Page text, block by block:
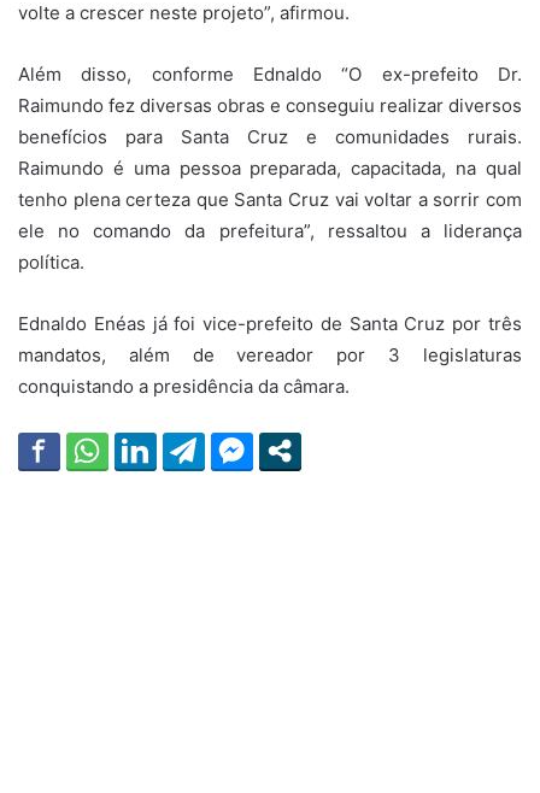
volte a crescer neste projeto”, afirmou.
Além disso, conforme Ednaldo “O ex-prefeito Dr.
Raimundo fez diversas obras e conseguiu realizar diversos
benefícios para Santa Cruz e comunidades rurais.
Raimundo é uma pessoa preparada, capacitada, na qual
tenho plena certeza que Santa Cruz vai voltar a sorrir com
ele no comando da prefeitura”, ressaltou a liderança
política.
Ednaldo Enéas já foi vice-prefeito de Santa Cruz por três
mandatos, além de vereador por 3 legislaturas
conquistando a presidência da câmara.